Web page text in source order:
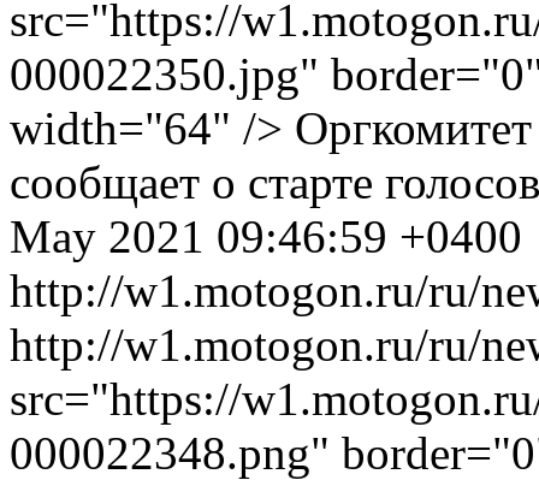
src="https://
000022350.jpg"
width="64" />
сообщает о старте
May 2021 09:46:59 +0400
http://w1.motogon.ru/ru/
http://w1.motogon.ru/ru/
src="https://
000022348.png"